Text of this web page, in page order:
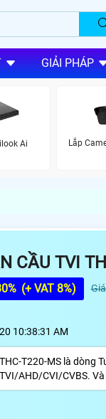
GIẢI PHÁP
Ai
Lắp
CẦU TVI
(+ VAT 8%)
10:38:31 AM
T220-MS là dòng
AHD/CVI/CVBS.